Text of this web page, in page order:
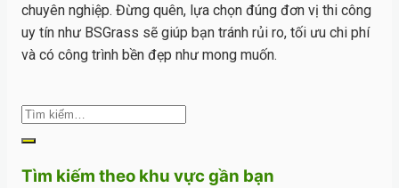
chuyên nghiệp. Đừng quên, lựa chọn đúng đơn vị thi công
uy tín như BSGrass sẽ giúp bạn tránh rủi ro, tối ưu chi phí
và có công trình bền đẹp như mong muốn.
Tìm kiếm theo khu vực gần bạn